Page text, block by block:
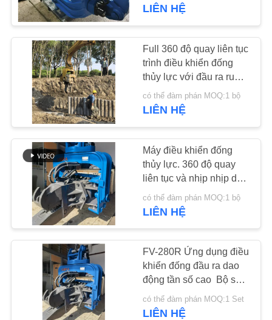
CHÚNG
TÔI
THAM
QUAN
NHÀ
MÁY
KIỂM
SOÁT
CHẤT
LƯỢNG
CHÚNG
Máy búa rung điện
14
Trình điều khiển cọc
bên
43
LIÊN HỆ
Full 360 độ quay liên tục
trình điều khiển đống
thủy lực với đầu ra rung
tần số cao & thiết kế chi
phí bảo trì thấp
có thể đàm phán MOQ:1 bộ
LIÊN HỆ
Máy điều khiển đống
thủy lực. 360 độ quay
liên tục và nhịp nhịp dao
động cao cho các công
trình kín.
có thể đàm phán MOQ:1 bộ
LIÊN HỆ
FV-280R Ứng dụng điều
khiển đống đầu ra dao
động tần số cao ️ Bộ sợi
xoắn đầy đủ & Năng
lượng va chạm 335 kN
có thể đàm phán MOQ:1 Set
LIÊN HỆ